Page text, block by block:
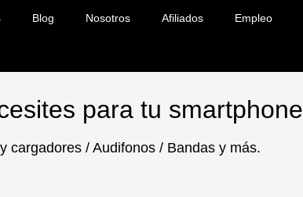
Blog Nosotros Afiliados Empleo
para tu smartphone
cargadores / Audifonos / Bandas y más.